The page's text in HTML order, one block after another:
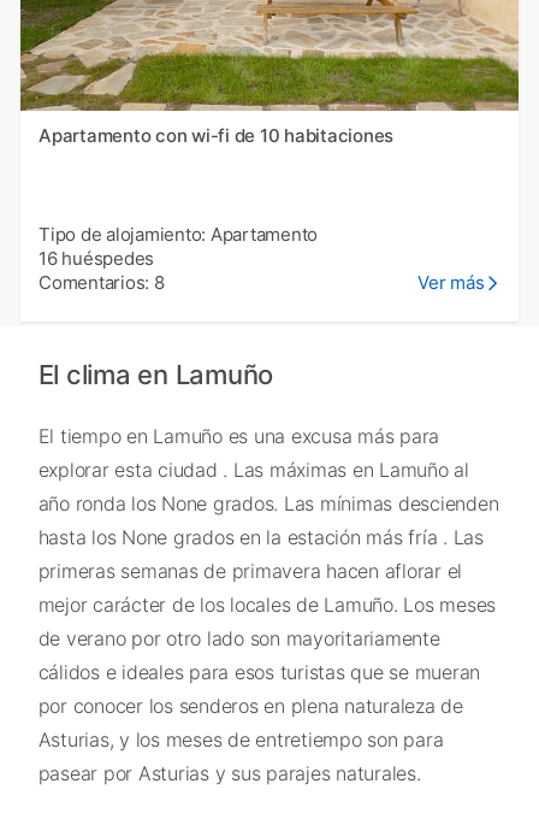
Apartamento con wi-fi de 10 habitaciones
Tipo de alojamiento: Apartamento
16 huéspedes
Comentarios: 8
Ver más
El clima en Lamuño
El tiempo en Lamuño es una excusa más para
explorar esta ciudad . Las máximas en Lamuño al
año ronda los None grados. Las mínimas descienden
hasta los None grados en la estación más fría . Las
primeras semanas de primavera hacen aflorar el
mejor carácter de los locales de Lamuño. Los meses
de verano por otro lado son mayoritariamente
cálidos e ideales para esos turistas que se mueran
por conocer los senderos en plena naturaleza de
Asturias, y los meses de entretiempo son para
pasear por Asturias y sus parajes naturales.